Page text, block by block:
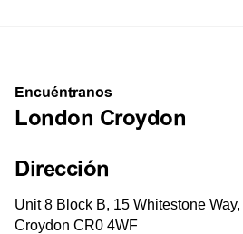
Encuéntranos
London Croydon
Dirección
Unit 8 Block B, 15 Whitestone
Croydon CR0 4WF